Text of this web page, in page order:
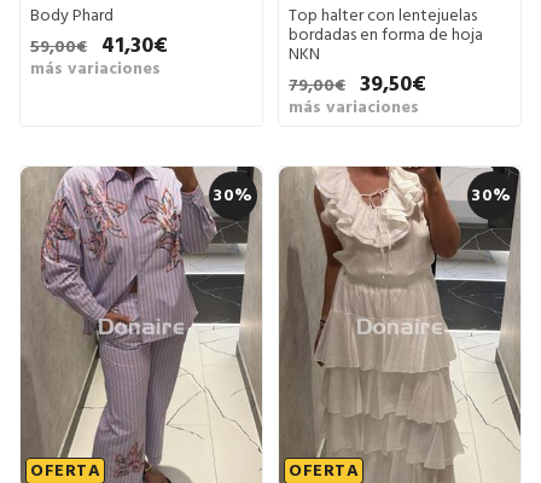
Body Phard
59,00€
41,30€
más variaciones
Top halter con lentejuelas
bordadas en forma de hoja
NKN
79,00€ 39,50€
más variaciones
30%
OFERTA
30%
OFERTA